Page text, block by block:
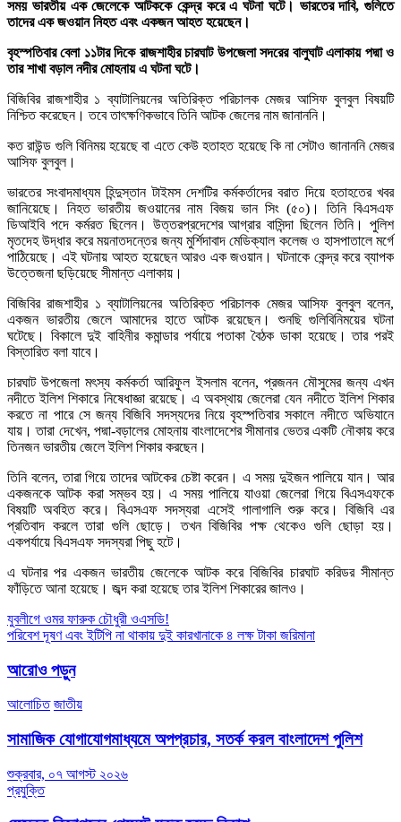
সময় ভারতীয় এক জেলেকে আটককে কেন্দ্র করে এ ঘটনা ঘটে। ভারতের দাবি, গুলিতে
তাদের এক জওয়ান নিহত এবং একজন আহত হয়েছেন।
বৃহস্পতিবার বেলা ১১টার দিকে রাজশাহীর চারঘাট উপজেলা সদরের বালুঘাট এলাকায় পদ্মা ও
তার শাখা বড়াল নদীর মোহনায় এ ঘটনা ঘটে।
বিজিবির রাজশাহীর ১ ব্যাটালিয়নের অতিরিক্ত পরিচালক মেজর আসিফ বুলবুল বিষয়টি
নিশ্চিত করেছেন। তবে তাৎক্ষণিকভাবে তিনি আটক জেলের নাম জানাননি।
কত রাউন্ড গুলি বিনিময় হয়েছে বা এতে কেউ হতাহত হয়েছে কি না সেটাও জানাননি মেজর
আসিফ বুলবুল।
ভারতের সংবাদমাধ্যম হিন্দুস্তান টাইমস দেশটির কর্মকর্তাদের বরাত দিয়ে হতাহতের খবর
জানিয়েছে। নিহত ভারতীয় জওয়ানের নাম বিজয় ভান সিং (৫০)। তিনি বিএসএফ
ডিআইবি পদে কর্মরত ছিলেন। উত্তরপ্রদেশের আগ্রার বাসিন্দা ছিলেন তিনি। পুলিশ
মৃতদেহ উদ্ধার করে ময়নাতদন্তের জন্য মুর্শিদাবাদ মেডিক্যাল কলেজ ও হাসপাতালে মর্গে
পাঠিয়েছে। এই ঘটনায় আহত হয়েছেন আরও এক জওয়ান। ঘটনাকে কেন্দ্র করে ব্যাপক
উত্তেজনা ছড়িয়েছে সীমান্ত এলাকায়।
বিজিবির রাজশাহীর ১ ব্যাটালিয়নের অতিরিক্ত পরিচালক মেজর আসিফ বুলবুল বলেন,
একজন ভারতীয় জেলে আমাদের হাতে আটক রয়েছেন। শুনছি গুলিবিনিময়ের ঘটনা
ঘটেছে। বিকালে দুই বাহিনীর কমান্ডার পর্যায়ে পতাকা বৈঠক ডাকা হয়েছে। তার পরই
বিস্তারিত বলা যাবে।
চারঘাট উপজেলা মৎস্য কর্মকর্তা আরিফুল ইসলাম বলেন, প্রজনন মৌসুমের জন্য এখন
নদীতে ইলিশ শিকারে নিষেধাজ্ঞা রয়েছে। এ অবস্থায় জেলেরা যেন নদীতে ইলিশ শিকার
করতে না পারে সে জন্য বিজিবি সদস্যদের নিয়ে বৃহস্পতিবার সকালে নদীতে অভিযানে
যায়। তারা দেখেন, পদ্মা-বড়ালের মোহনায় বাংলাদেশের সীমানার ভেতর একটি নৌকায় করে
তিনজন ভারতীয় জেলে ইলিশ শিকার করছেন।
তিনি বলেন, তারা গিয়ে তাদের আটকের চেষ্টা করেন। এ সময় দুইজন পালিয়ে যান। আর
একজনকে আটক করা সম্ভব হয়। এ সময় পালিয়ে যাওয়া জেলেরা গিয়ে বিএসএফকে
বিষয়টি অবহিত করে। বিএসএফ সদস্যরা এসেই গালাগালি শুরু করে। বিজিবি এর
প্রতিবাদ করলে তারা গুলি ছোড়ে। তখন বিজিবির পক্ষ থেকেও গুলি ছোড়া হয়।
একপর্যায়ে বিএসএফ সদস্যরা পিছু হটে।
এ ঘটনার পর একজন ভারতীয় জেলেকে আটক করে বিজিবির চারঘাট করিডর সীমান্ত
ফাঁড়িতে আনা হয়েছে। জব্দ করা হয়েছে তার ইলিশ শিকারের জালও।
Post
navigation
যুবলীগে ওমর ফারুক চৌধুরী ওএসডি!
পরিবেশ দূষণ এবং ইটিপি না থাকায় দুই কারখানাকে ৪ লক্ষ টাকা জরিমানা
আরোও পড়ুন
আলোচিত জাতীয়
সামাজিক যোগাযোগমাধ্যমে অপপ্রচার, সতর্ক করল বাংলাদেশ পুলিশ
শুক্রবার, ০৭ আগস্ট ২০২৬
প্রযুক্তি